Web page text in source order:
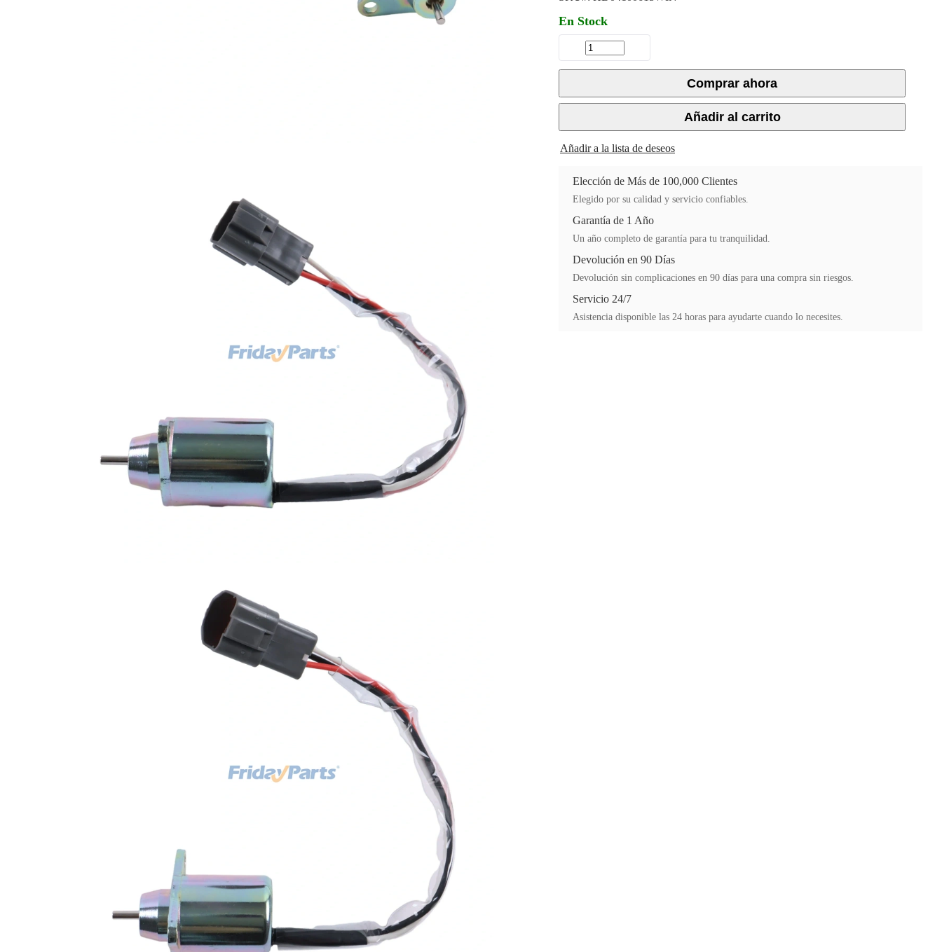
En Stock
Comprar ahora
Añadir al carrito
Añadir a la lista de deseos
Elección de Más de 100,000 Clientes
Elegido por su calidad y servicio confiables.
Garantía de 1 Año
Un año completo de garantía para tu tranquilidad.
Devolución en 90 Días
Devolución sin complicaciones en 90 días para una compra sin riesgos.
Servicio 24/7
Asistencia disponible las 24 horas para ayudarte cuando lo necesites.